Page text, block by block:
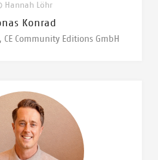
Hannah Löhr
Konrad
Community Editions GmbH